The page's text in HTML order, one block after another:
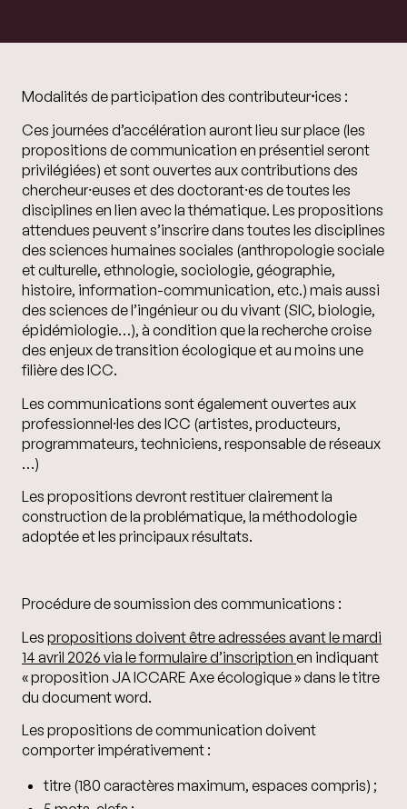
Modalités de participation des contributeur⸱ices :
Ces journées d’accélération auront lieu sur place (les
propositions de communication en présentiel seront
privilégiées) et sont ouvertes aux contributions des
chercheur⸱euses et des doctorant⸱es de toutes les
disciplines en lien avec la thématique. Les propositions
attendues peuvent s’inscrire dans toutes les disciplines
des sciences humaines sociales (anthropologie sociale
et culturelle, ethnologie, sociologie, géographie,
histoire, information-communication, etc.) mais aussi
des sciences de l’ingénieur ou du vivant (SIC, biologie,
épidémiologie…), à condition que la recherche croise
des enjeux de transition écologique et au moins une
filière des ICC.
Les communications sont également ouvertes aux
professionnel⸱les des ICC (artistes, producteurs,
programmateurs, techniciens, responsable de réseaux
…)
Les propositions devront restituer clairement la
construction de la problématique, la méthodologie
adoptée et les principaux résultats.
Procédure de soumission des communications :
Les propositions doivent être adressées avant le mardi
14 avril 2026 via le formulaire d’inscription en indiquant
« proposition JA ICCARE Axe écologique » dans le titre
du document word.
Les propositions de communication doivent
comporter impérativement :
titre (180 caractères maximum, espaces compris) ;